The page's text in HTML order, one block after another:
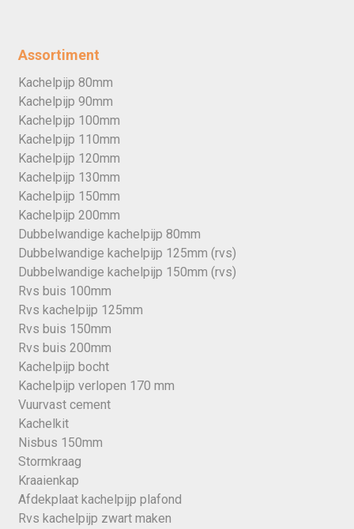
Assortiment
Kachelpijp 80mm
Kachelpijp 90mm
Kachelpijp 100mm
Kachelpijp 110mm
Kachelpijp 120mm
Kachelpijp 130mm
Kachelpijp 150mm
Kachelpijp 200mm
Dubbelwandige kachelpijp 80mm
Dubbelwandige kachelpijp 125mm (rvs)
Dubbelwandige kachelpijp 150mm (rvs)
Rvs buis 100mm
Rvs kachelpijp 125mm
Rvs buis 150mm
Rvs buis 200mm
Kachelpijp bocht
Kachelpijp verlopen 170 mm
Vuurvast cement
Kachelkit
Nisbus 150mm
Stormkraag
Kraaienkap
Afdekplaat kachelpijp plafond
Rvs kachelpijp zwart maken